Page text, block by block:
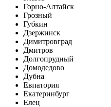
Горно-Алтайск
Грозный
Губкин
Дзержинск
Димитровград
Дмитров
Долгопрудный
Домодедово
Дубна
Евпатория
Екатеринбург
Елец